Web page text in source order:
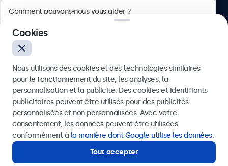
4.8/5 noté par 5000+ entreprises
Français
Envoyer
Ou appelez-nous au01 79 97 48 02
Contactez nos spécialistes.
Cookies
Nous utilisons des cookies et des technologies similaires
pour le fonctionnement du site, les analyses, la
personnalisation et la publicité. Des cookies et identifiants
publicitaires peuvent être utilisés pour des publicités
personnalisées et non personnalisées. Avec votre
consentement, les données peuvent être utilisées
conformément à la manière dont Google utilise les données.
Tout accepter